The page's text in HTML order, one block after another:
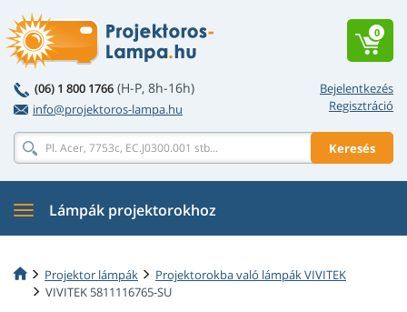
Bejelentkezés
Regisztráció
(06) 1 800 1766 (H-P, 8h-16h)
info@projektoros-lampa.hu
Keresés
0
Lámpák projektorokhoz
Projektor lámpák
Projektorokba való lámpák VIVITEK
VIVITEK 5811116765-SU